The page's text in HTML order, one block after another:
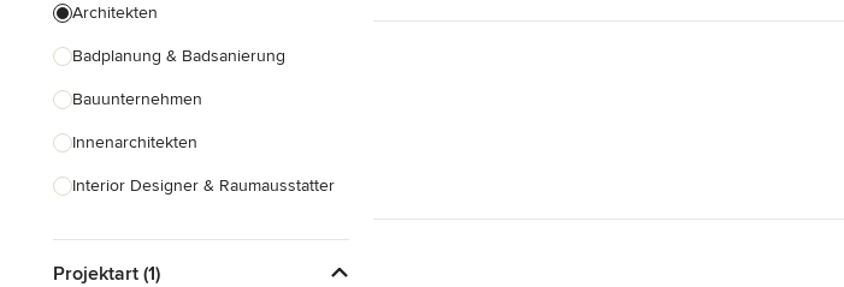
Architekten
Badplanung & Badsanierung
Bauunternehmen
Innenarchitekten
Interior Designer & Raumausstatter
Landschaftsarchitekten
Projektart (1)